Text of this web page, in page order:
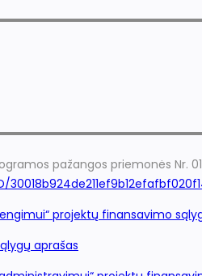
pažangos priemonės Nr.
projektų finansavimo
aprašas